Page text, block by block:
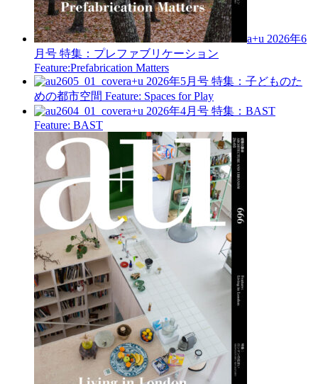
a+u 2026年6
月号 特集：プレファブリケーション
Feature:Prefabrication Matters
a+u 2026年5月号 特集：子どものた
めの都市空間 Feature: Spaces for Play
a+u 2026年4月号 特集：BAST
Feature: BAST